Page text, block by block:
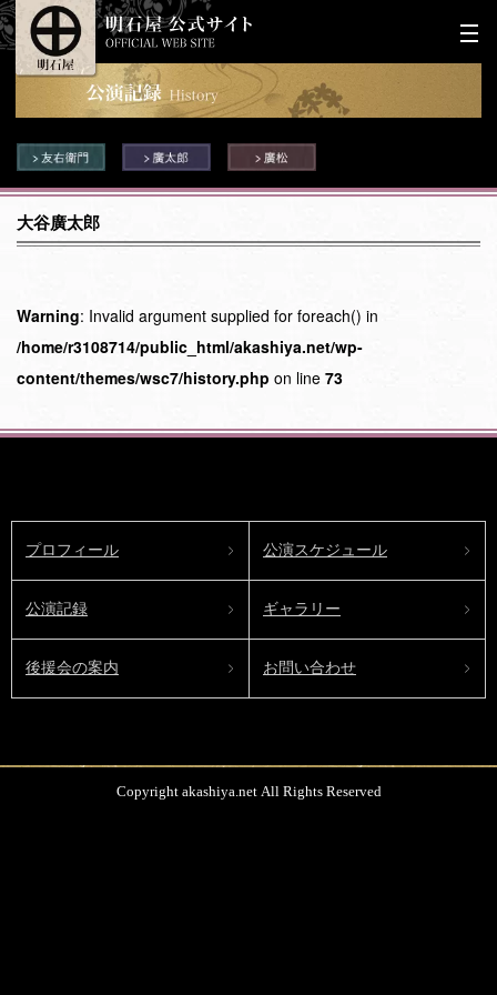
大谷廣太郎
Warning: Invalid argument supplied for foreach() in
/home/r3108714/public_html/akashiya.net/wp-
content/themes/wsc7/history.php on line 73
プロフィール 公演スケジュール
公演記録 ギャラリー
後援会の案内 お問い合わせ
Copyright akashiya.net All Rights Reserved